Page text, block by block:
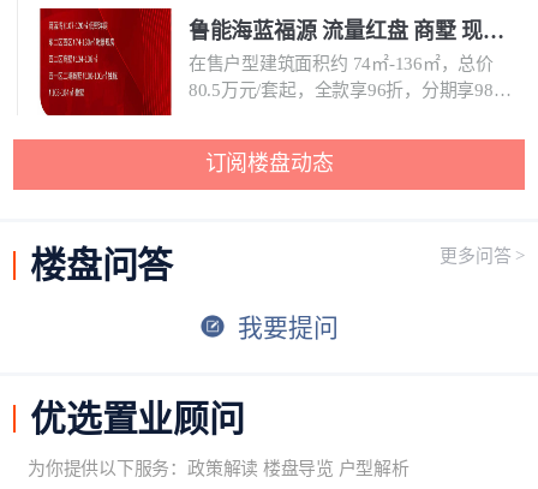
鲁能海蓝福源 流量红盘 商墅 现房小户型 板式洋房
在售户型建筑面积约 74㎡-136㎡，总价
80.5万元/套起，全款享96折，分期享98
订阅楼盘动态
楼盘问答 更多问答 >
我要提问
优选置业顾问
为你提供以下服务：政策解读 楼盘导览 户型解析